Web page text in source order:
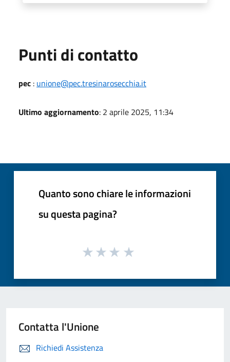
Punti di contatto
pec : unione@pec.tresinarosecchia.it
Ultimo aggiornamento: 2 aprile 2025, 11:34
Quanto sono chiare le informazioni
su questa pagina?
Contatta l'Unione
Richiedi Assistenza